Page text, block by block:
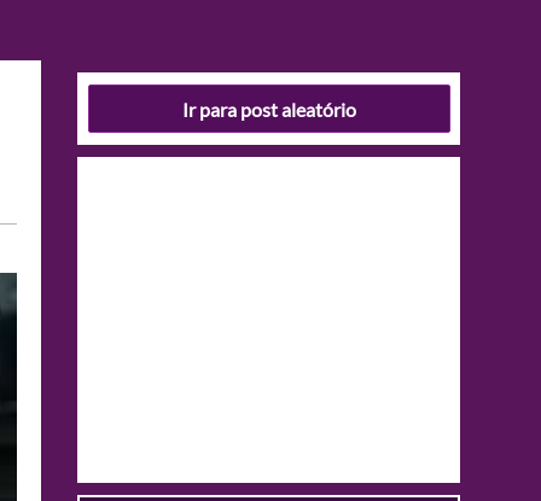
Ir para post aleatório